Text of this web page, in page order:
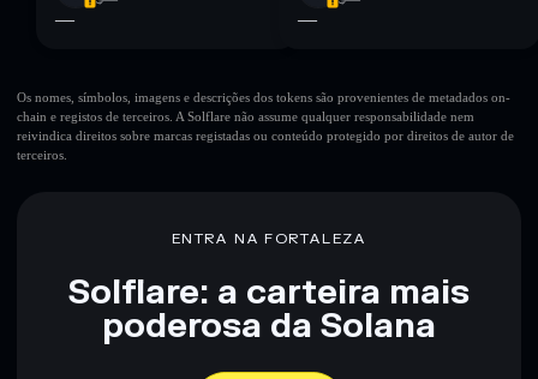
— —
Os nomes, símbolos, imagens e descrições dos tokens são provenientes de metadados on-
chain e registos de terceiros. A Solflare não assume qualquer responsabilidade nem
reivindica direitos sobre marcas registadas ou conteúdo protegido por direitos de autor de
terceiros.
ENTRA NA FORTALEZA
Solflare: a carteira mais
poderosa da Solana